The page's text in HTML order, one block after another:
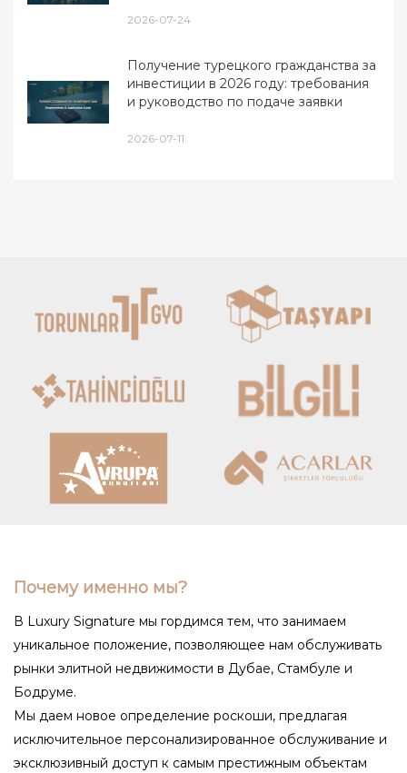
2026-07-24
Получение турецкого гражданства за
инвестиции в 2026 году: требования
и руководство по подаче заявки
2026-07-11
Почему именно мы?
В Luxury Signature мы гордимся тем, что занимаем
уникальное положение, позволяющее нам обслуживать
рынки элитной недвижимости в Дубае, Стамбуле и
Бодруме.
Мы даем новое определение роскоши, предлагая
исключительное персонализированное обслуживание и
эксклюзивный доступ к самым престижным объектам